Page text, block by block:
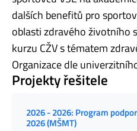
dalších benefitů pro
oblasti zdravého životního
kurzu CŽV s tématem
Organizace dle
Projekty řešitele
2026 - 2026: Program
2026 (MŠMT)